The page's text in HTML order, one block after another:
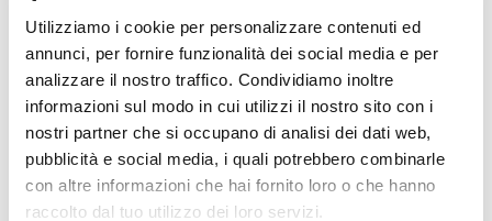
Utilizziamo i cookie per personalizzare contenuti ed
annunci, per fornire funzionalità dei social media e per
analizzare il nostro traffico. Condividiamo inoltre
informazioni sul modo in cui utilizzi il nostro sito con i
nostri partner che si occupano di analisi dei dati web,
pubblicità e social media, i quali potrebbero combinarle
con altre informazioni che hai fornito loro o che hanno
raccolto dal tuo utilizzo dei loro servizi.
ALLENATI CON ME!